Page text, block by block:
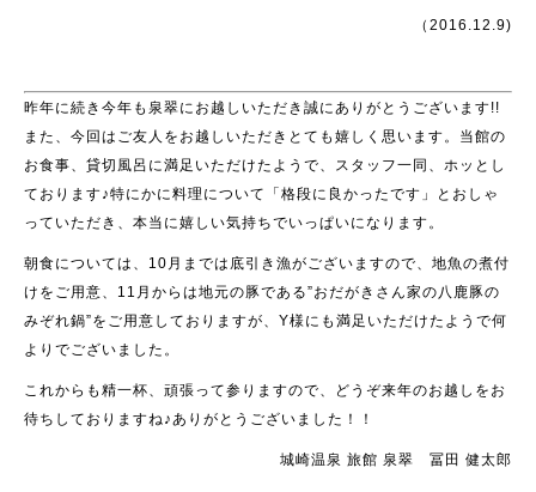
（2016.12.9)
昨年に続き今年も泉翠にお越しいただき誠にありがとうございます!!
また、今回はご友人をお越しいただきとても嬉しく思います。当館の
お食事、貸切風呂に満足いただけたようで、スタッフ一同、ホッとし
ております♪特にかに料理について「格段に良かったです」とおしゃ
っていただき、本当に嬉しい気持ちでいっぱいになります。
朝食については、10月までは底引き漁がございますので、地魚の煮付
けをご用意、11月からは地元の豚である”おだがきさん家の八鹿豚の
みぞれ鍋”をご用意しておりますが、Y様にも満足いただけたようで何
よりでございました。
これからも精一杯、頑張って参りますので、どうぞ来年のお越しをお
待ちしておりますね♪ありがとうございました！！
城崎温泉 旅館 泉翠 冨田 健太郎